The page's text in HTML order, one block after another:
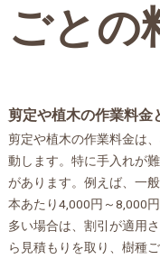
ごとの
剪定や植木の作業料金
剪定や植木の作業料金は
動します。特に手入れが
があります。例えば、一
本あたり4,000円～8,000
多い場合は、割引が適用
ら見積もりを取り、樹種